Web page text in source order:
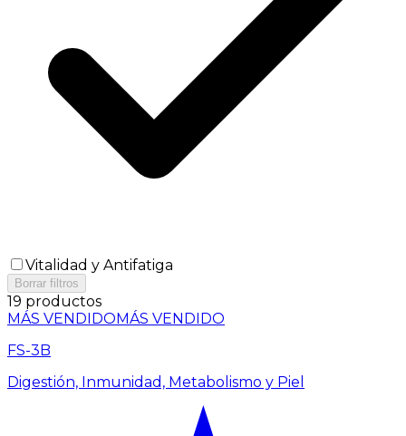
Vitalidad y Antifatiga
Borrar filtros
19 productos
MÁS VENDIDO MÁS VENDIDO
FS-3B
Digestión, Inmunidad, Metabolismo y Piel